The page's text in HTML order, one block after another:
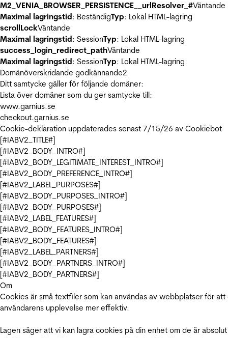
M2_VENIA_BROWSER_PERSISTENCE__urlResolver_#Väntande
Maximal lagringstid: BeständigTyp: Lokal HTML-lagring
scrollLockVäntande
Maximal lagringstid: SessionTyp: Lokal HTML-lagring
success_login_redirect_pathVäntande
Maximal lagringstid: SessionTyp: Lokal HTML-lagring
Domänöverskridande godkännande2
Ditt samtycke gäller för följande domäner:
Lista över domäner som du ger samtycke till:
www.garnius.se
checkout.garnius.se
Cookie-deklaration uppdaterades senast 7/15/26 av Cookiebot
[#IABV2_TITLE#]
[#IABV2_BODY_INTRO#]
[#IABV2_BODY_LEGITIMATE_INTEREST_INTRO#]
[#IABV2_BODY_PREFERENCE_INTRO#]
[#IABV2_LABEL_PURPOSES#]
[#IABV2_BODY_PURPOSES_INTRO#]
[#IABV2_BODY_PURPOSES#]
[#IABV2_LABEL_FEATURES#]
[#IABV2_BODY_FEATURES_INTRO#]
[#IABV2_BODY_FEATURES#]
[#IABV2_LABEL_PARTNERS#]
[#IABV2_BODY_PARTNERS_INTRO#]
[#IABV2_BODY_PARTNERS#]
Om
Cookies är små textfiler som kan användas av webbplatser för att
användarens upplevelse mer effektiv.
Lagen säger att vi kan lagra cookies på din enhet om de är absolut